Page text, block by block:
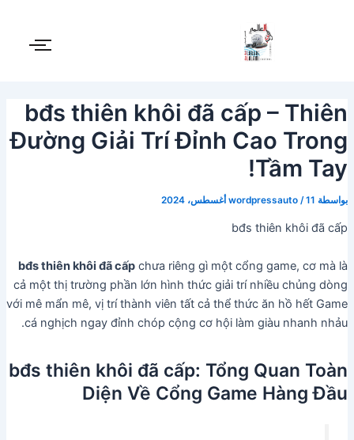
bđs thiên khôi đã cấp – Thiên
Đường Giải Trí Đỉnh Cao Trong
Tầm Tay!
بواسطة wordpressauto/11 أغسطس، 2024
bđs thiên khôi đã cấp
bđs thiên khôi đã cấp chưa riêng gì một cổng game, cơ mà là
cả một thị trường phần lớn hình thức giải trí nhiều chủng dòng
với mê mẩn mê, vị trí thành viên tất cả thể thức ăn hồ hết Game
cá nghịch ngay đỉnh chóp cộng cơ hội làm giàu nhanh nhảu.
bđs thiên khôi đã cấp: Tổng Quan Toàn
Diện Về Cổng Game Hàng Đầu